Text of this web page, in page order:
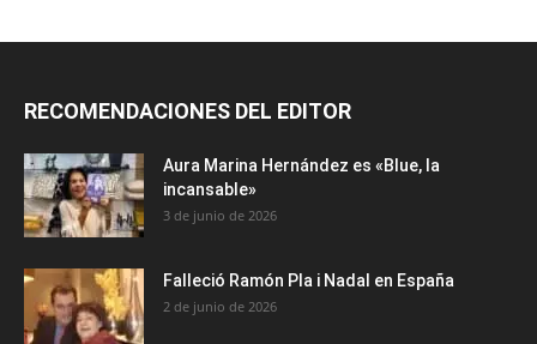
RECOMENDACIONES DEL EDITOR
Aura Marina Hernández es «Blue, la
incansable»
3 de junio de 2026
Falleció Ramón Pla i Nadal en España
2 de junio de 2026